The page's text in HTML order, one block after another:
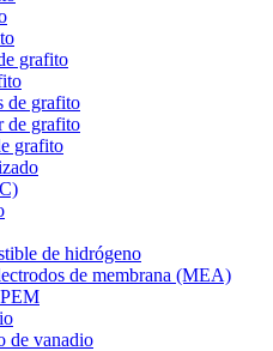
grafito
de grafito
de grafito
grafito
de hidrógeno
de membrana (MEA)
de vanadio